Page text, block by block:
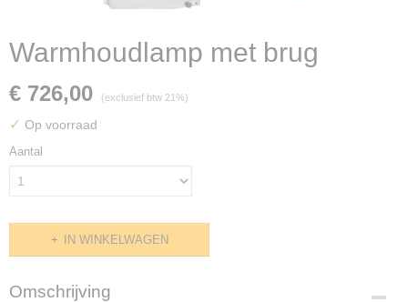
Warmhoudlamp met brug
€ 726,00 (exclusief btw 21%)
✓ Op voorraad
Aantal
IN WINKELWAGEN
Omschrijving